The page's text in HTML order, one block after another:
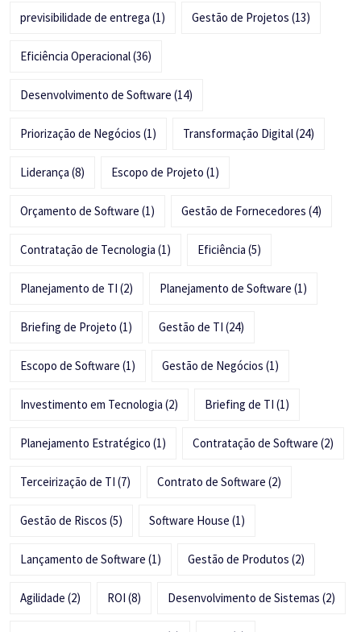
previsibilidade de entrega (1) Gestão de Projetos (13)
Eficiência Operacional(36)
Desenvolvimento de Software (14)
Priorização de Negócios (1) Transformação Digital(24)
Liderança (8) Escopo de Projeto (1)
Orçamento de Software (1) Gestão de Fornecedores (4)
Contratação de Tecnologia (1) Eficiência (5)
Planejamento de TI (2) Planejamento de Software (1)
Briefing de Projeto (1) Gestão de TI (24)
Escopo de Software (1) Gestão de Negócios (1)
Investimento em Tecnologia (2) Briefing de TI (1)
Planejamento Estratégico (1) Contratação de Software (2)
Terceirização de TI (7) Contrato de Software (2)
Gestão de Riscos (5) Software House (1)
Lançamento de Software (1) Gestão de Produtos (2)
Agilidade (2) ROI (8) Desenvolvimento de Sistemas (2)